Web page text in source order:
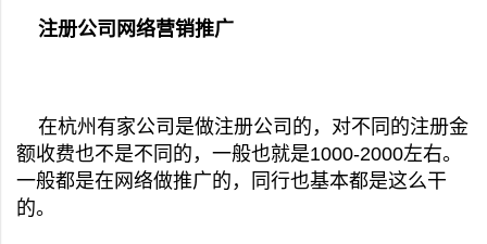
注册公司网络营销推广
在杭州有家公司是做注册公司的，对不同的注册金
额收费也不是不同的，一般也就是1000-2000左右。
一般都是在网络做推广的，同行也基本都是这么干
的。